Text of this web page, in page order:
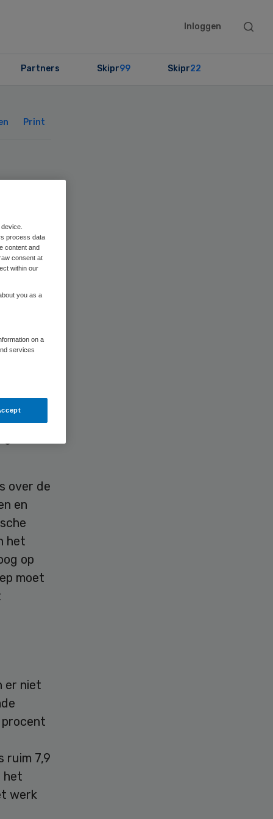
Inloggen
Search
Partners Skipr99 Skipr22
Print
over de
en
het
op
moet
er niet
procent
ruim 7,9
het
werk
process data
content and
consent at
within our
you as a
on a
services